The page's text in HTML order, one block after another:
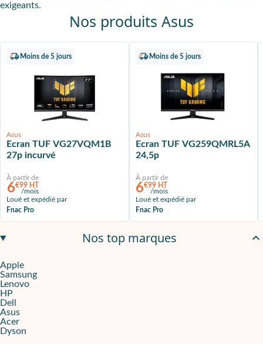
exigeants.
Nos produits Asus
Moins de 5 jours
Asus
Ecran TUF VG27VQM1B
27p incurvé
À partir de
6€99 HT
/mois
Loué et expédié par
Fnac Pro
Moins de 5 jours
Asus
Ecran TUF VG259QMRL5A
24,5p
À partir de
6€99 HT
/mois
Loué et expédié par
Fnac Pro
Nos top marques
Apple
Samsung
Lenovo
HP
Dell
Asus
Acer
Dyson